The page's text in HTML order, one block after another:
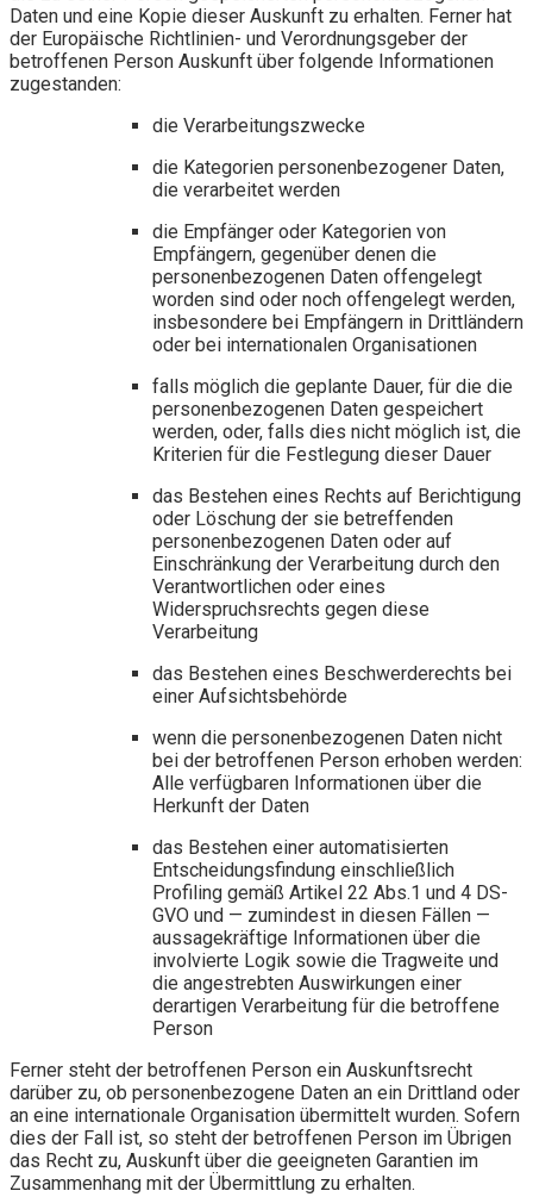
Daten und eine Kopie dieser Auskunft zu erhalten. Ferner hat
der Europäische Richtlinien- und Verordnungsgeber der
betroffenen Person Auskunft über folgende Informationen
zugestanden:
die Verarbeitungszwecke
die Kategorien personenbezogener Daten,
die verarbeitet werden
die Empfänger oder Kategorien von
Empfängern, gegenüber denen die
personenbezogenen Daten offengelegt
worden sind oder noch offengelegt werden,
insbesondere bei Empfängern in Drittländern
oder bei internationalen Organisationen
falls möglich die geplante Dauer, für die die
personenbezogenen Daten gespeichert
werden, oder, falls dies nicht möglich ist, die
Kriterien für die Festlegung dieser Dauer
das Bestehen eines Rechts auf Berichtigung
oder Löschung der sie betreffenden
personenbezogenen Daten oder auf
Einschränkung der Verarbeitung durch den
Verantwortlichen oder eines
Widerspruchsrechts gegen diese
Verarbeitung
das Bestehen eines Beschwerderechts bei
einer Aufsichtsbehörde
wenn die personenbezogenen Daten nicht
bei der betroffenen Person erhoben werden:
Alle verfügbaren Informationen über die
Herkunft der Daten
das Bestehen einer automatisierten
Entscheidungsfindung einschließlich
Profiling gemäß Artikel 22 Abs.1 und 4 DS-
GVO und — zumindest in diesen Fällen —
aussagekräftige Informationen über die
involvierte Logik sowie die Tragweite und
die angestrebten Auswirkungen einer
derartigen Verarbeitung für die betroffene
Person
Ferner steht der betroffenen Person ein Auskunftsrecht
darüber zu, ob personenbezogene Daten an ein Drittland oder
an eine internationale Organisation übermittelt wurden. Sofern
dies der Fall ist, so steht der betroffenen Person im Übrigen
das Recht zu, Auskunft über die geeigneten Garantien im
Zusammenhang mit der Übermittlung zu erhalten.